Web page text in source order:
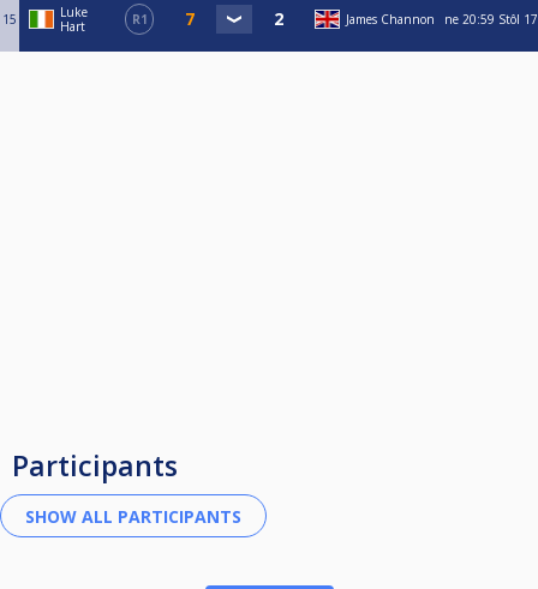
15
Luke
Hart
R1 James Channon ne 20:59 Stôl 17
Participants